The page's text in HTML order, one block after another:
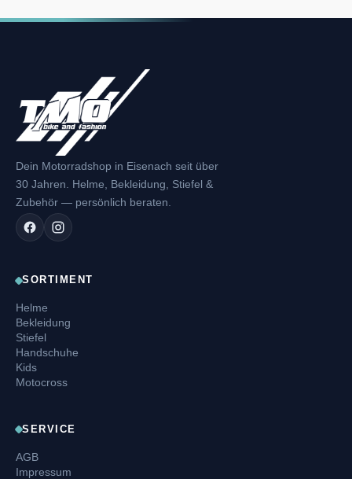
Dein Motorradshop in Eisenach seit über
30 Jahren. Helme, Bekleidung, Stiefel &
Zubehör — persönlich beraten.
SORTIMENT
Helme
Bekleidung
Stiefel
Handschuhe
Kids
Motocross
SERVICE
AGB
Impressum